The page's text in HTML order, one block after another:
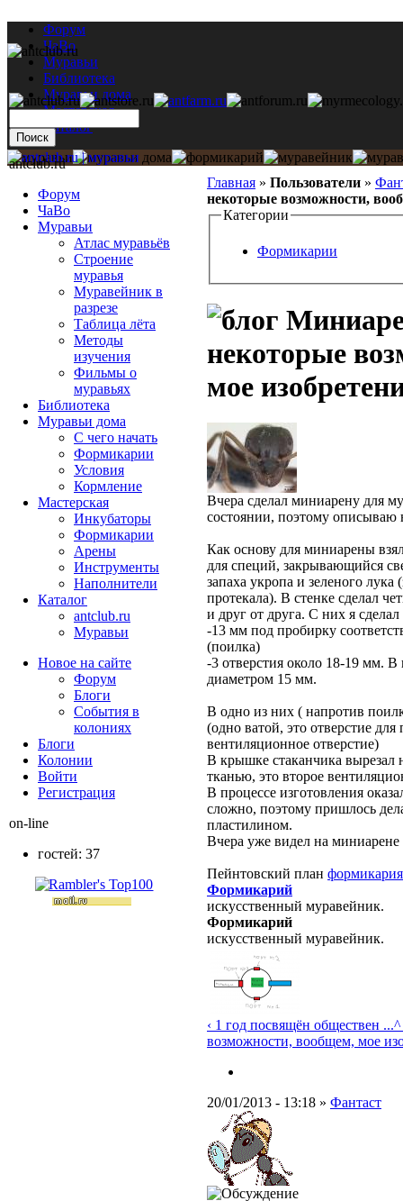
Форум
ЧаВо
Муравьи
Библиотека
Муравьи дома
Мастерская
Каталог
Главная » Пользователи »
некоторые возможности,
Категории
Формикарии
некоторые
мое
Вчера сделал миниарену для
состоянии, поэтому описываю
Как основу для миниарены
для специй, закрывающийся
запаха укропа и зеленого
протекала). В стенке сделал
и друг от друга. С них я сделал
-13 мм под пробирку
(поилка)
-3 отверстия около 18-19 мм.
диаметром 15 мм.
В одно из них ( напротив
(одно ватой, это отверстие
вентиляционное отверстие)
В крышке стаканчика вырезал
тканью, это второе
В процессе изготовления
сложно, поэтому пришлось
пластилином.
Вчера уже видел на миниарене
Пейнтовский план формикария
Формикарий
искусственный муравейник.
Формикарий
искусственный муравейник.
‹ 1 год посвящён обществен ...^
возможности, вообщем, мое
20/01/2013 - 13:18 » Фантаст
antclub.ru
Форум
ЧаВо
Муравьи
Атлас муравьёв
Строение
муравья
Муравейник в
разрезе
Таблица лёта
Методы
изучения
Фильмы о
муравьях
Библиотека
Муравьи дома
С чего начать
Формикарии
Условия
Кормление
Мастерская
Инкубаторы
Формикарии
Арены
Инструменты
Наполнители
Каталог
antclub.ru
Муравьи
Новое на сайте
Форум
Блоги
События в
колониях
Блоги
Колонии
Войти
Peгиcтpaция
on-line
гостей: 37